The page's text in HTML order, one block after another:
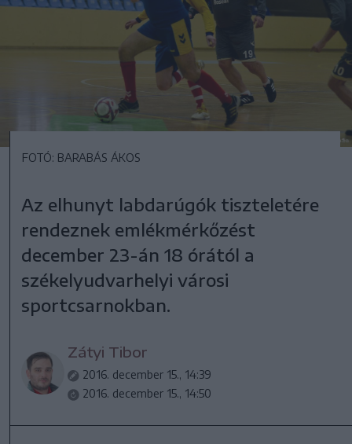
FOTÓ: BARABÁS ÁKOS
Az elhunyt labdarúgók tiszteletére
rendeznek emlékmérkőzést
december 23-án 18 órától a
székelyudvarhelyi városi
sportcsarnokban.
Zátyi Tibor
2016. december 15., 14:39
2016. december 15., 14:50